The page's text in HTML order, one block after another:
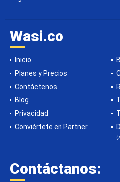
Wasi.co
Inicio
Planes y Precios
Contáctenos
Blog
Privacidad
Conviértete en Partner
Contáctanos: